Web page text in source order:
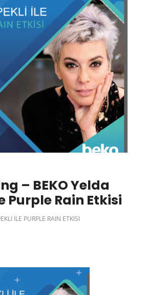
– BEKO Yelda
Purple Rain Etkisi
ILE PURPLE RAIN ETKISI